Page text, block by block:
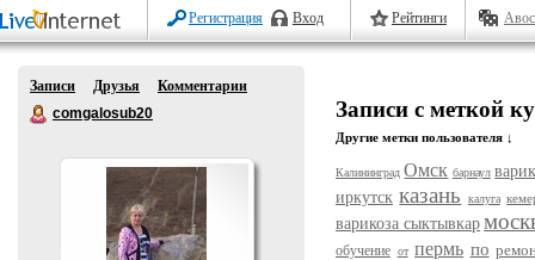
Регистрация Вход Рейтинги
Записи Друзья
Комментарии
comgalosub20
Записи с меткой
Другие метки пользователя ↓
Калининград Омск барнаул
иркутск казань калуга
варикоза сыктывкар
обучение от пермь по